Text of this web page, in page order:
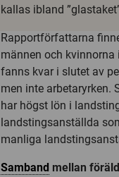
kallas ibland
Rapportförfattarna
männen och
fanns kvar i slutet av
men inte arbetaryrken.
har högst lön i
landstingsanställda
manliga
Samband mellan